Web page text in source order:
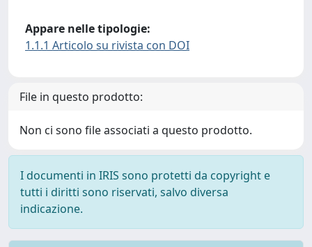
Appare nelle tipologie:
1.1.1 Articolo su rivista con DOI
File in questo prodotto:
Non ci sono file associati a questo prodotto.
I documenti in IRIS sono protetti da copyright e
tutti i diritti sono riservati, salvo diversa
indicazione.